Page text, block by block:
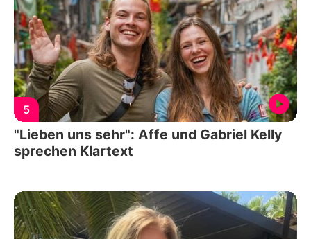
5
"Lieben uns sehr": Affe und Gabriel Kelly
sprechen Klartext